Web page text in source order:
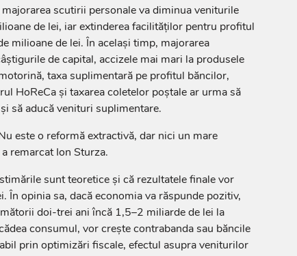
scutirii personale va diminua veniturile
de lei, iar extinderea facilităților pentru profitul
milioane de lei. În același timp, majorarea
de capital, accizele mai mari la produsele
taxa suplimentară pe profitul băncilor,
HoReCa și taxarea coletelor poștale ar urma să
să aducă venituri suplimentare.
este o reformă extractivă, dar nici un mare
remarcat Ion Sturza.
sunt teoretice și că rezultatele finale vor
În opinia sa, dacă economia va răspunde pozitiv,
doi-trei ani încă 1,5–2 miliarde de lei la
consumul, vor crește contrabanda sau băncile
prin optimizări fiscale, efectul asupra veniturilor